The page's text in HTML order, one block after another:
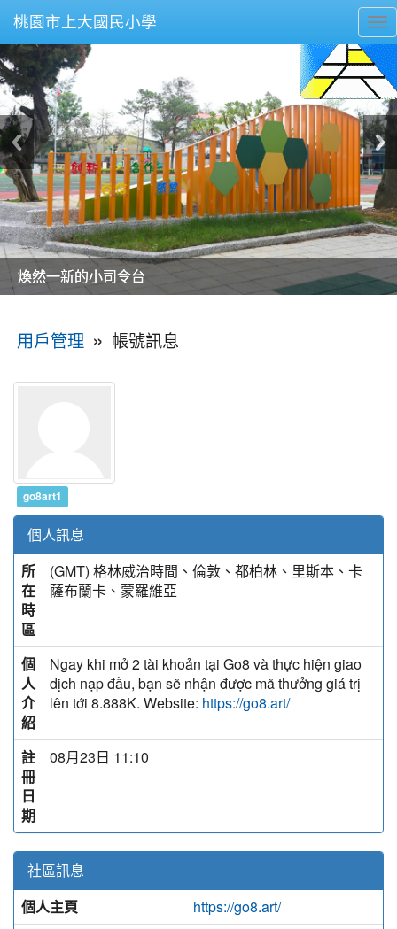
桃園市上大國民小學
美麗的操場是我們活力的來源
美麗的操場是我們活力的來源
煥然一新的小司令台
煥然一新的小司令台
富含桃園埤塘田園風光意象的中廊
富含桃園埤塘田園風光意象的中廊
嶄新的中庭廣場
嶄新的中庭廣場
水生池生生不息
水生池生生不息
用戶管理 » 帳號訊息
go8art1
個人訊息
所
在
時
區
(GMT) 格林威治時間、倫敦、都柏林、里斯本、卡
薩布蘭卡、蒙羅維亞
個
人
介
紹
Ngay khi mở 2 tài khoản tại Go8 và thực hiện giao
dịch nạp đầu, bạn sẽ nhận được mã thưởng giá trị
lên tới 8.888K. Website: https://go8.art/
註
冊
日
期
08月23日 11:10
社區訊息
個人主頁
https://go8.art/